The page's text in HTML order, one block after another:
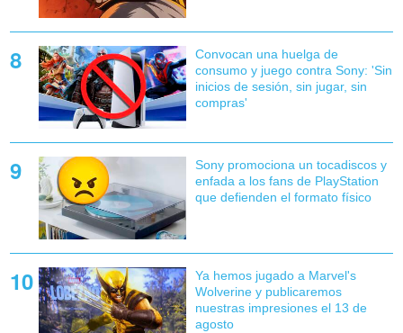
Convocan una huelga de
consumo y juego contra Sony: 'Sin
inicios de sesión, sin jugar, sin
compras'
Sony promociona un tocadiscos y
enfada a los fans de PlayStation
que defienden el formato físico
Ya hemos jugado a Marvel's
Wolverine y publicaremos
nuestras impresiones el 13 de
agosto